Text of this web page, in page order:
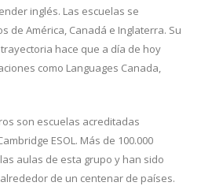
inglés. Las escuelas se
de América, Canadá e Inglaterra. Su
hace que a día de hoy
como Languages Canada,
son escuelas acreditadas
ESOL. Más de 100.000
aulas de esta grupo y han sido
de un centenar de países.